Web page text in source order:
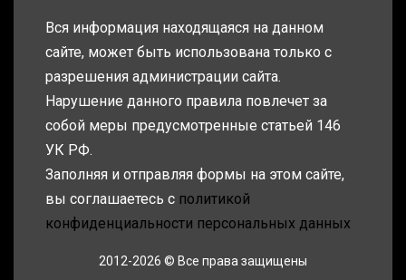
Вся информация находящаяся на данном
сайте, может быть использована только с
разрешения администрации сайта.
Нарушение данного правила повлечет за
собой меры предусмотренные статьей 146
УК РФ.
Заполняя и отправляя формы на этом сайте,
вы соглашаетесь с политикой
конфиденциальности персональных данных
2012-2026 © Все права защищены